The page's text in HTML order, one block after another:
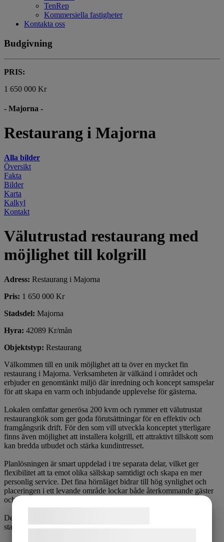
TenRep
Kommersiella fastigheter
Kontakta oss
Budgivning
PRIS:
1 650 000 Kr
- Majorna -
Restaurang i Majorna
Alla bilder
Översikt
Fakta
Bilder
Karta
Kalkyl
Kontakt
Välutrustad restaurang med
möjlighet till kolgrill
Adress: Restaurang i Majorna
Pris: 1 650 000 Kr
Stadsdel: Majorna
Hyra: 42089 Kr/mån
Objektstyp: Restaurang
Välkommen till en unik möjlighet att ta över en mycket fin
restaurang i Majorna. Verksamheten är välkänd i området och
erbjuder en genomtänkt miljö där inredning och koncept samspelar
för att skapa en varm och inbjudande upplevelse för gästerna.
Lokalen omfattar generösa 200 kvm och rymmer ett välutrustat
restaurangkök som ger goda förutsättningar för en effektiv och
framgångsrik drift. För den som vill utveckla konceptet ytterligare
finns även möjlighet att installera kolgrill, ett attraktivt tillskott som
kan bredda utbudet och stärka kundintresset.
Planlösningen är smart uppdelad i tre separata delar, vilket ger
flexibilitet att ta emot olika sällskap samtidigt och skapa en mer
personlig service. Det fina hörnläget bidrar till hög synlighet och
placeringen i ett levande område lockar både återkommande gäster
och nya besökare.
Detta är ett utmärkt tillfälle att ta över en etablerad restaurang med
stark grund och god potential att utvecklas vidare.